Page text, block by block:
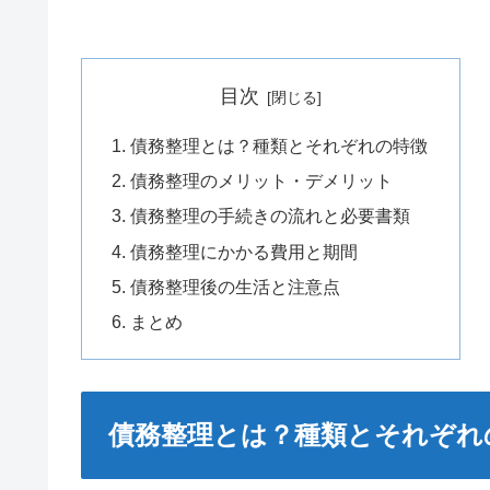
目次
債務整理とは？種類とそれぞれの特徴
債務整理のメリット・デメリット
債務整理の手続きの流れと必要書類
債務整理にかかる費用と期間
債務整理後の生活と注意点
まとめ
債務整理とは？種類とそれぞれ